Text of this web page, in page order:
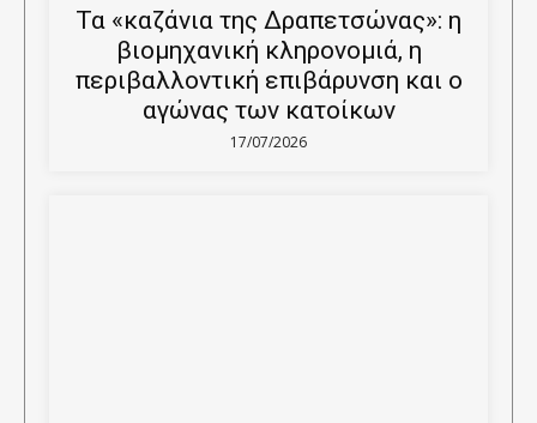
Τα «καζάνια της Δραπετσώνας»: η
βιομηχανική κληρονομιά, η
περιβαλλοντική επιβάρυνση και ο
αγώνας των κατοίκων
17/07/2026